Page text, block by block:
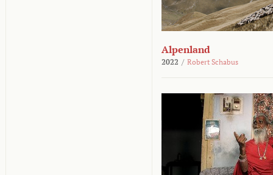
Alpenland
2022 / Robert Schabus